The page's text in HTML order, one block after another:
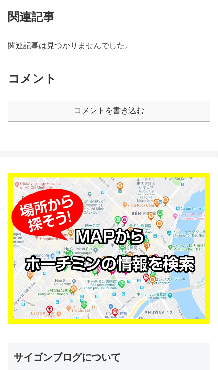
関連記事
関連記事は見つかりませんでした。
コメント
コメントを書き込む
サイゴンブログについて